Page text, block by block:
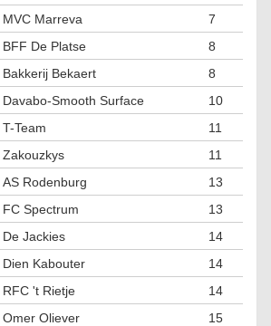
MVC Marreva
7
BFF De Platse
8
Bakkerij Bekaert
8
Davabo-Smooth Surface
10
T-Team
11
Zakouzkys
11
AS Rodenburg
13
FC Spectrum
13
De Jackies
14
Dien Kabouter
14
RFC 't Rietje
14
Omer Oliever
15